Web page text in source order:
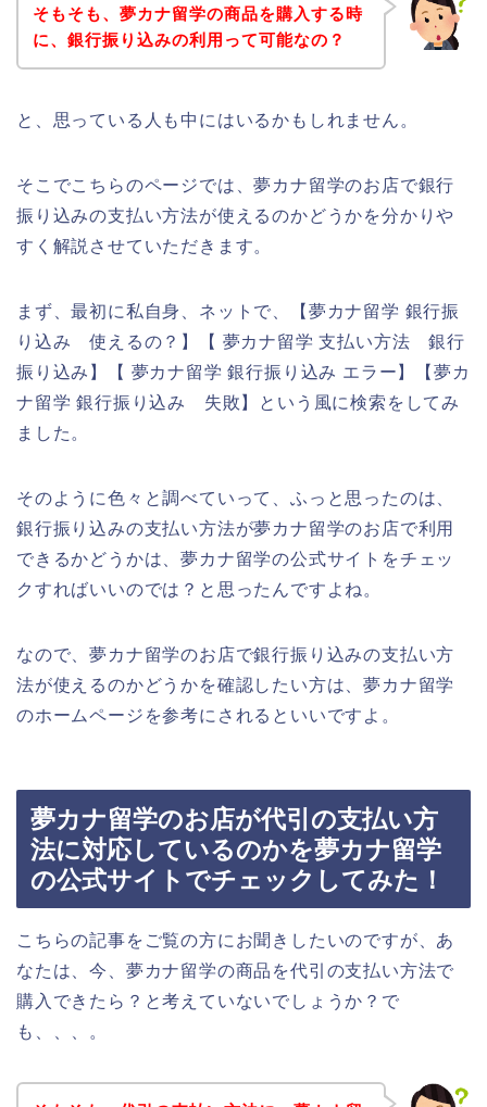
そもそも、夢カナ留学の商品を購入する時
に、銀行振り込みの利用って可能なの？
と、思っている人も中にはいるかもしれません。
そこでこちらのページでは、夢カナ留学のお店で銀行
振り込みの支払い方法が使えるのかどうかを分かりや
すく解説させていただきます。
まず、最初に私自身、ネットで、【夢カナ留学 銀行振
り込み 使えるの？】【 夢カナ留学 支払い方法 銀行
振り込み】【 夢カナ留学 銀行振り込み エラー】【夢カ
ナ留学 銀行振り込み 失敗】という風に検索をしてみ
ました。
そのように色々と調べていって、ふっと思ったのは、
銀行振り込みの支払い方法が夢カナ留学のお店で利用
できるかどうかは、夢カナ留学の公式サイトをチェッ
クすればいいのでは？と思ったんですよね。
なので、夢カナ留学のお店で銀行振り込みの支払い方
法が使えるのかどうかを確認したい方は、夢カナ留学
のホームページを参考にされるといいですよ。
夢カナ留学のお店が代引の支払い方
法に対応しているのかを夢カナ留学
の公式サイトでチェックしてみた！
こちらの記事をご覧の方にお聞きしたいのですが、あ
なたは、今、夢カナ留学の商品を代引の支払い方法で
購入できたら？と考えていないでしょうか？で
も、、、。